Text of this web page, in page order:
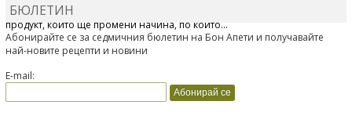
Отскоро Лесафр България стартира предлагането на изцяло нов
продукт, който ще промени начина, по който...
БЮЛЕТИН
Абонирайте се за седмичния бюлетин на Бон Апети и получавайте
най-новите рецепти и новини
E-mail: